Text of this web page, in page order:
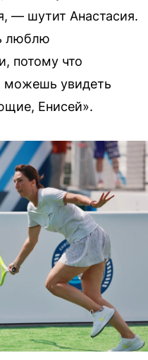
— шутит Анастасия.
люблю
потому что
можешь увидеть
Енисей».